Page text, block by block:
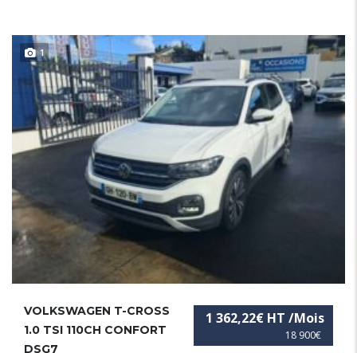
1
18 900€
1 362,22€ HT /Mois
VOLKSWAGEN T-CROSS
1.0 TSI 110CH CONFORT
DSG7